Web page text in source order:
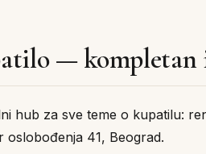
— kompletan
hub za sve teme o kupatilu:
oslobođenja 41, Beograd.